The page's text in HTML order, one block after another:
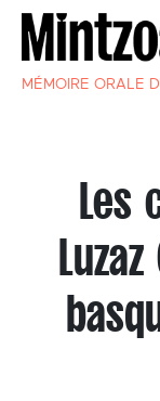
MÉMOIRE ORALE
Les